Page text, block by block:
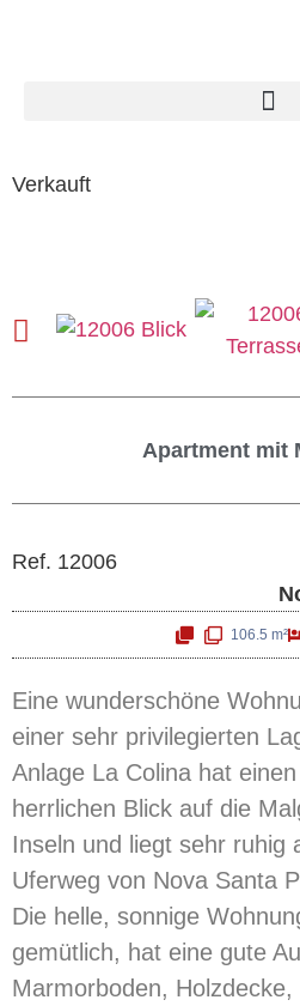
Verkauft
Apartment mit
Ref. 12006
106.5 m²
Eine wunderschöne
einer sehr privilegierten
Anlage La Colina hat einen
herrlichen Blick auf die
Inseln und liegt sehr ruhig
Uferweg von Nova Santa
Die helle, sonnige
gemütlich, hat eine gute
Marmorboden, Holzdecke,